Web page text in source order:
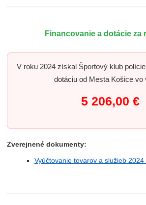
Financovanie a dotácie za
V roku 2024 získal Športový klub
dotáciu od Mesta Košice vo
5 206,00 €
Zverejnené dokumenty:
Vyúčtovanie tovarov a služieb